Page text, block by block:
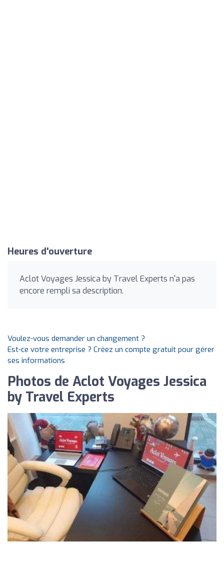
Heures d'ouverture
Aclot Voyages Jessica by Travel Experts n'a pas
encore rempli sa description.
Voulez-vous demander un changement ?
Est-ce votre entreprise ? Créez un compte gratuit pour gérer
ses informations
Photos de Aclot Voyages Jessica
by Travel Experts